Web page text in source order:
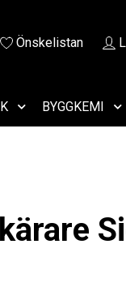
Önskelistan
BYGGKEMI